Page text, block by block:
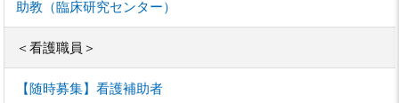
助教（臨床研究センター）
＜看護職員＞
【随時募集】看護補助者